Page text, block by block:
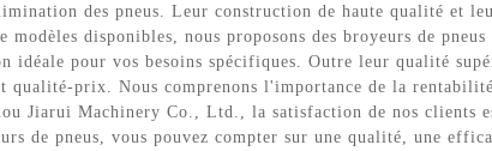
des pneus. Leur construction de haute qualité et
disponibles, nous proposons des broyeurs de pneus
idéale pour vos besoins spécifiques. Outre leur qualité
qualité-prix. Nous comprenons l'importance de la
Jiarui Machinery Co., Ltd., la satisfaction de nos clients
de pneus, vous pouvez compter sur une qualité, une